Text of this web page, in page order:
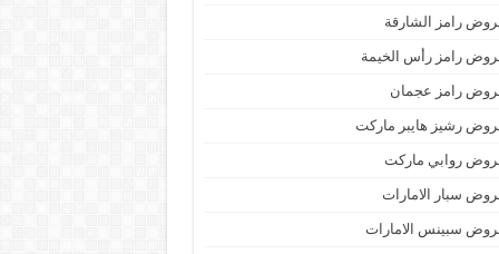
رامز الشارقة
رامز رأس الخيمة
رامز عجمان
رشيز هايبر ماركت
روابي ماركت
سبار الامارات
سبينس الامارات